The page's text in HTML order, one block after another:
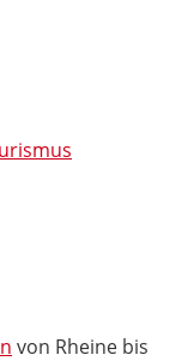
von Rheine bis